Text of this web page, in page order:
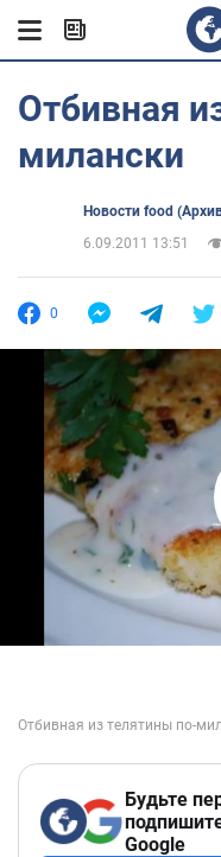
Отбивная
милански
Новости food
6.09.2011 13:51
0
Будьте
Google